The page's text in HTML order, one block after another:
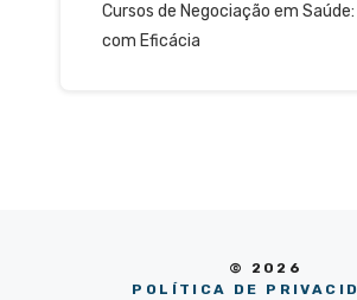
Cursos de Negociação em
com Eficácia
© 2026
POLÍTICA DE